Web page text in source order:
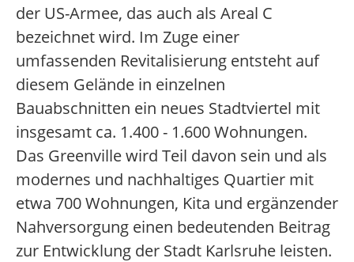
der US-Armee, das auch als Areal C
bezeichnet wird. Im Zuge einer
umfassenden Revitalisierung entsteht auf
diesem Gelände in einzelnen
Bauabschnitten ein neues Stadtviertel mit
insgesamt ca. 1.400 - 1.600 Wohnungen.
Das Greenville wird Teil davon sein und als
modernes und nachhaltiges Quartier mit
etwa 700 Wohnungen, Kita und ergänzender
Nahversorgung einen bedeutenden Beitrag
zur Entwicklung der Stadt Karlsruhe leisten.